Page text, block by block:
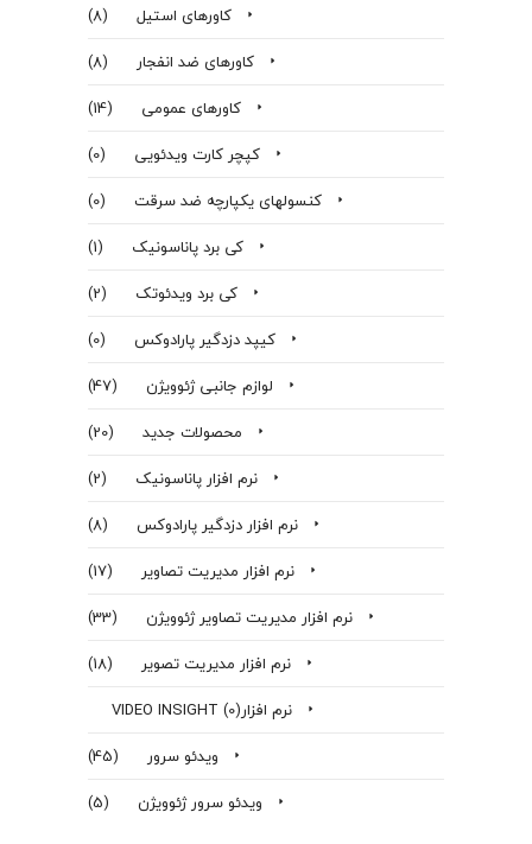
کاورهای استیل
(8)
کاورهای ضد انفجار
(8)
کاورهای عمومی
(14)
کپچر کارت ویدئویی
(0)
کنسولهای یکپارچه ضد سرقت
(0)
کی برد پاناسونیک
(1)
کی برد ویدئوتک
(2)
کیپد دزدگیر پارادوکس
(0)
لوازم جانبی ژئوویژن
(47)
محصولات جدید
(20)
نرم افزار پاناسونیک
(2)
نرم افزار دزدگير پارادوكس
(8)
نرم افزار مدیریت تصاویر
(17)
نرم افزار مدیریت تصاویر ژئوویژن
(33)
نرم افزار مدیریت تصویر
(18)
نرم افزارVIDEO INSIGHT(0)
ویدئو سرور
(45)
ویدئو سرور ژئوویژن
(5)